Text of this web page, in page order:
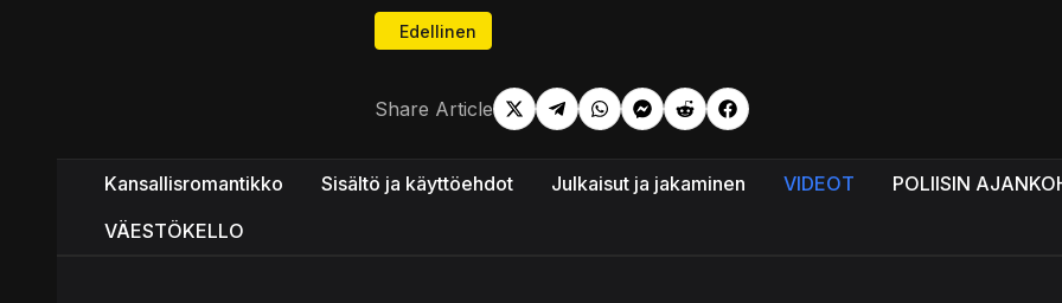
Edellinen artikkeli: Tekoäly voi pian ylittää ihmisen – Alexander Dugin maalaa
Edellinen
Share Article
Kansallisromantikko Sisältö ja käyttöehdot Julkaisut ja jakaminen VIDEOT POLIISIN
VÄESTÖKELLO